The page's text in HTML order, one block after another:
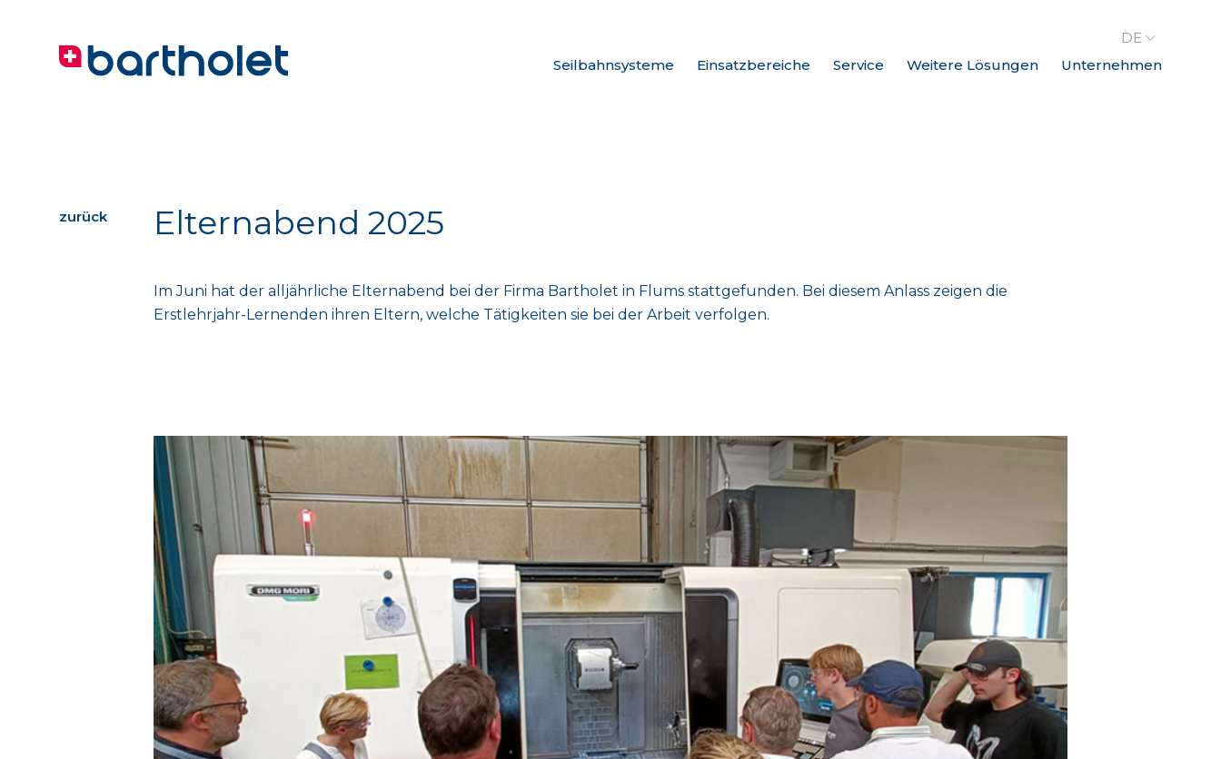
Seilbahnsysteme Einsatzbereiche Service Weitere Lösungen Unternehmen
DE
Elternabend 2025
Im Juni hat der alljährliche Elternabend bei der Firma Bartholet in Flums stattgefunden. Bei diesem Anlass zeigen die
Erstlehrjahr-Lernenden ihren Eltern, welche Tätigkeiten sie bei der Arbeit verfolgen.
zurück